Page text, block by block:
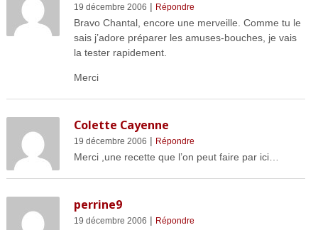
19 décembre 2006 | Répondre
Bravo Chantal, encore une merveille. Comme tu le
sais j’adore préparer les amuses-bouches, je vais
la tester rapidement.
Merci
Colette Cayenne
19 décembre 2006 | Répondre
Merci ,une recette que l’on peut faire par ici…
perrine9
19 décembre 2006 | Répondre